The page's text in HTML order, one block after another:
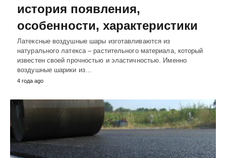
история появления,
особенности, характеристики
Латексные воздушные шары изготавливаются из
натурального латекса – растительного материала, который
известен своей прочностью и эластичностью. Именно
воздушные шарики из…
4 года ago